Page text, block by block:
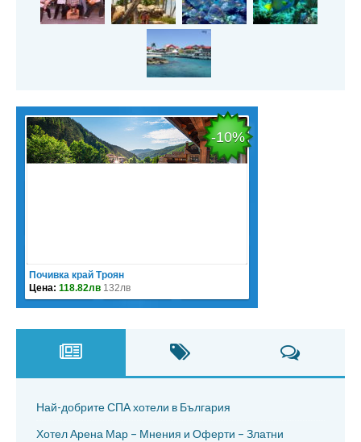
Най-добрите СПА хотели в България
Хотел Арена Мар – Мнения и Оферти – Златни